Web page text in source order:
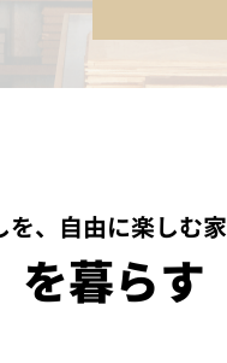
を、自由に楽しむ家
を暮らす